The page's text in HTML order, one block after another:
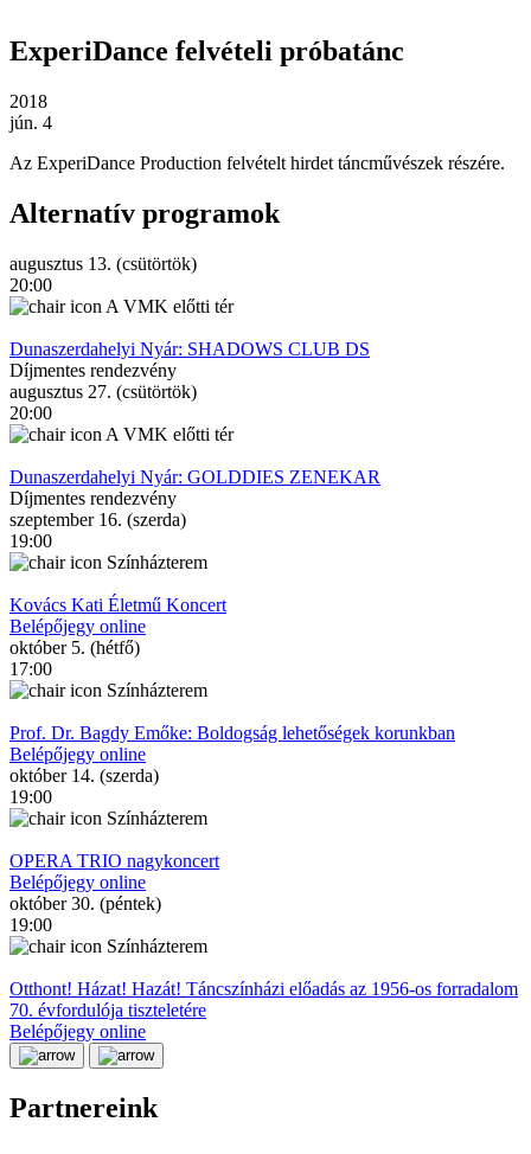
ExperiDance felvételi próbatánc
2018
jún. 4
Az ExperiDance Production felvételt hirdet táncművészek részére.
Alternatív programok
augusztus 13. (csütörtök)
20:00
A VMK előtti tér
Dunaszerdahelyi Nyár: SHADOWS CLUB DS
Díjmentes rendezvény
augusztus 27. (csütörtök)
20:00
A VMK előtti tér
Dunaszerdahelyi Nyár: GOLDDIES ZENEKAR
Díjmentes rendezvény
szeptember 16. (szerda)
19:00
Színházterem
Kovács Kati Életmű Koncert
Belépőjegy online
október 5. (hétfő)
17:00
Színházterem
Prof. Dr. Bagdy Emőke: Boldogság lehetőségek korunkban
Belépőjegy online
október 14. (szerda)
19:00
Színházterem
OPERA TRIO nagykoncert
Belépőjegy online
október 30. (péntek)
19:00
Színházterem
Otthont! Házat! Hazát! Táncszínházi előadás az 1956-os forradalom
70. évfordulója tiszteletére
Belépőjegy online
Partnereink